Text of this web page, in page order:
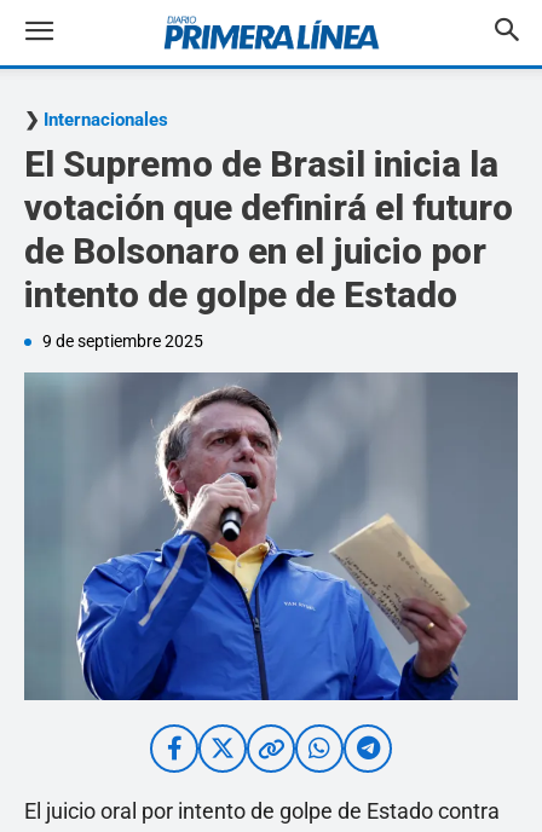
Internacionales
El Supremo de Brasil inicia la
votación que definirá el futuro
de Bolsonaro en el juicio por
intento de golpe de Estado
9 de septiembre 2025
El juicio oral por intento de golpe de Estado contra